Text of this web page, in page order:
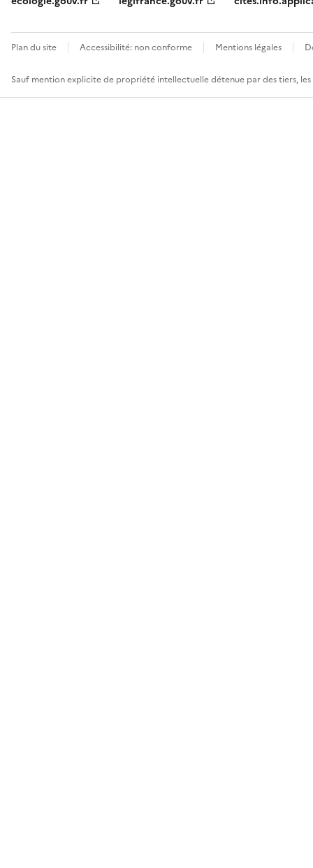
Plan du site Accessibilité: non conforme Mentions légales
Sauf mention explicite de propriété intellectuelle détenue par des tiers,